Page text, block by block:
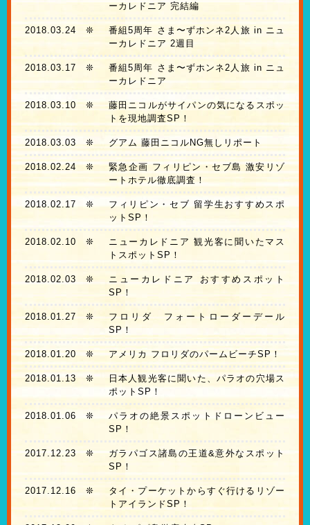
ーカレドニア 完結編
2018.03.24 ❊
番組5周年 さま〜ずホンネ2人旅 in ニュ
ーカレドニア 2週目
2018.03.17 ❊
番組5周年 さま〜ずホンネ2人旅 in ニュ
ーカレドニア
2018.03.10 ❊
藤田ニコルがサイパンの気になるスポッ
トを現地調査SP！
2018.03.03❊ グアム 藤田ニコルNG無しリポート
2018.02.24❊
緊急企画 フィリピン・セブ島 激安リゾ
ートホテル徹底調査！
2018.02.17 ❊
フィリピン・セブ 留学生おすすめスポ
ットSP！
2018.02.10 ❊
ニューカレドニア 観光客に聞いたマス
トスポットSP！
2018.02.03 ❊
ニューカレドニア おすすめスポット
SP！
2018.01.27 ❊
フロリダ フォートローダーデール
SP！
2018.01.20 ❊ アメリカ フロリダのパームビーチSP！
2018.01.13❊
日本人観光客に聞いた、パラオの穴場ス
ポットSP！
2018.01.06 ❊
パラオの絶景スポットドローンビュー
SP！
2017.12.23❊
ガラパゴス諸島の王道&意外なスポット
SP！
2017.12.16 ❊
タイ・プーケットからすぐ行けるリゾー
トアイランドSP！